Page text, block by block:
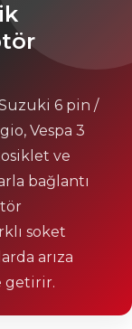
6 pin /
Vespa 3
ve
bağlantı
soket
arıza
getirir.